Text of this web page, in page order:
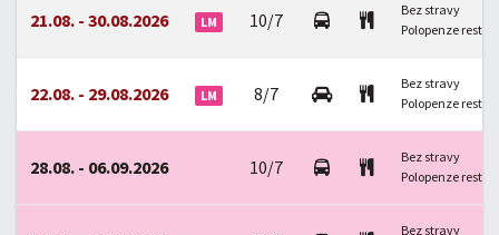
21.08. - 30.08.2026 LM 10/7
Bez stravy
Polopenze
22.08. - 29.08.2026 LM 8/7
Bez stravy
Polopenze
28.08. - 06.09.2026 10/7
Bez stravy
Polopenze
Bez stravy